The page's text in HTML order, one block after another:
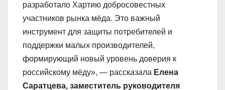
разработало Хартию добросовестных
участников рынка мёда. Это важный
инструмент для защиты потребителей и
поддержки малых производителей,
формирующий новый уровень доверия к
российскому мёду», — рассказала Елена
Саратцева, заместитель руководителя